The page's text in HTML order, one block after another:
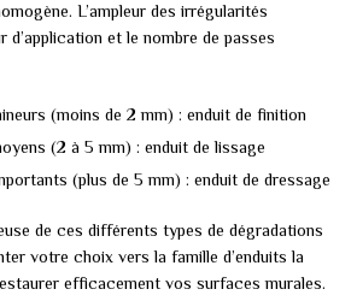
L’ampleur des irrégularités
d’application et le nombre de passes
(moins de 2 mm) : enduit de finition
(2 à 5 mm) : enduit de lissage
(plus de 5 mm) : enduit de dressage
de ces différents types de dégradations
votre choix vers la famille d’enduits la
efficacement vos surfaces murales.